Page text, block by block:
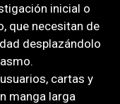
inicial o
que necesitan de
desplazándolo
cartas y
manga larga